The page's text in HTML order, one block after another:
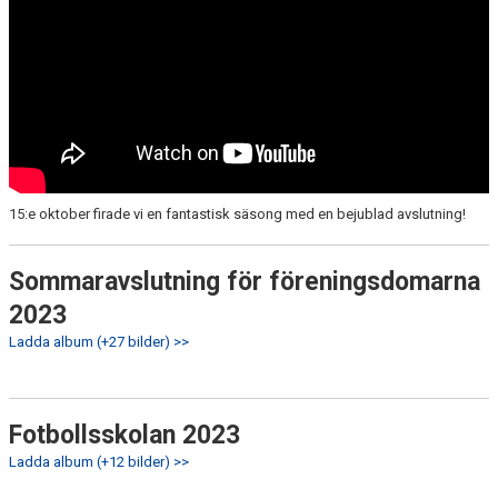
15:e oktober firade vi en fantastisk säsong med en bejublad avslutning!
Sommaravslutning för föreningsdomarna
2023
Ladda album (+27 bilder) >>
Fotbollsskolan 2023
Ladda album (+12 bilder) >>